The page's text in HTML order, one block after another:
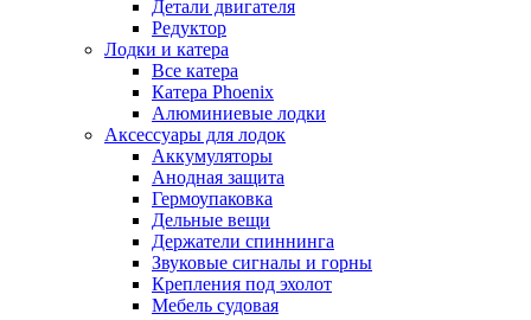
Детали двигателя
Редуктор
Лодки и катера
Все катера
Катера Phoenix
Алюминиевые лодки
Аксессуары для лодок
Аккумуляторы
Анодная защита
Гермоупаковка
Дельные вещи
Держатели спиннинга
Звуковые сигналы и горны
Крепления под эхолот
Мебель судовая